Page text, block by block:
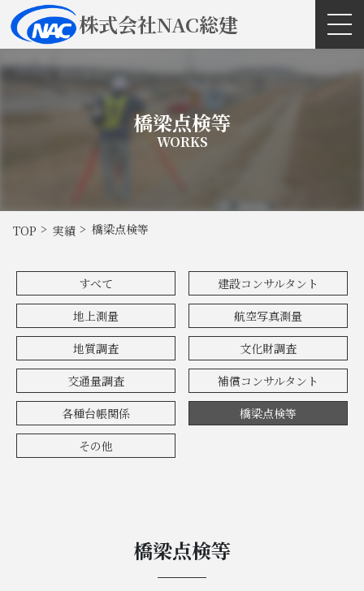
株式会社NAC総建
橋梁点検等
WORKS
TOP 実績 橋梁点検等
すべて
建設コンサルタント
地上測量
航空写真測量
地質調査
文化財調査
交通量調査
補償コンサルタント
各種台帳関係
橋梁点検等
その他
橋梁点検等